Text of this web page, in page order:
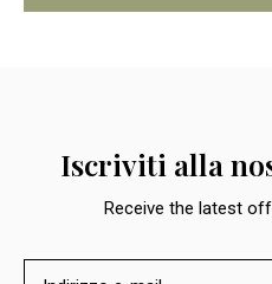
Iscriviti alla
Receive the latest